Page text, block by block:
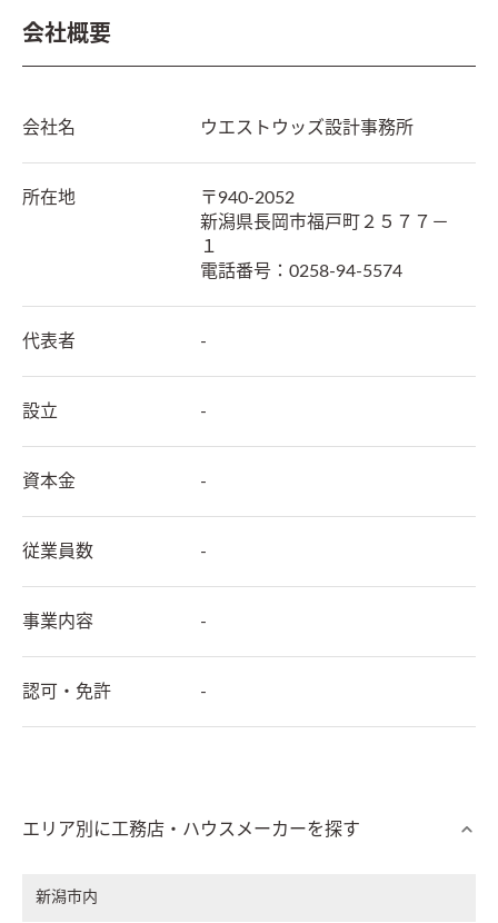
会社概要
会社名 ウエストウッズ設計事務所
所在地 〒940-2052
新潟県長岡市福戸町２５７７－
１
電話番号： 0258-94-5574
代表者 -
設立 -
資本金 -
従業員数 -
事業内容 -
認可・免許 -
エリア別に工務店・ハウスメーカーを探す
新潟市内